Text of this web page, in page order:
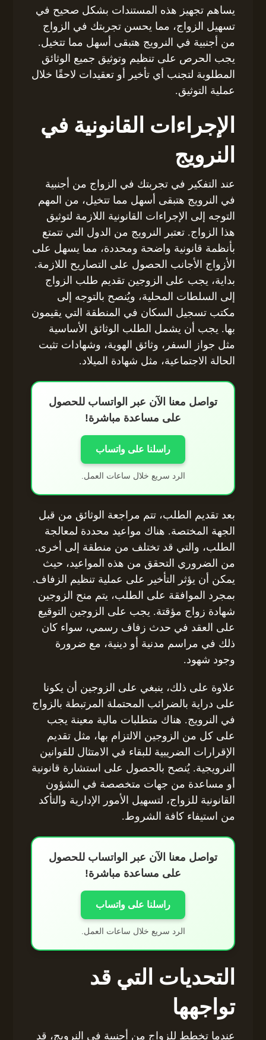
يساهم تجهيز هذه المستندات بشكل صحيح في
تسهيل الزواج، مما يحسن تجربتك في الزواج
من أجنبية في النرويج هتبقى أسهل مما تتخيل.
يجب الحرص على تنظيم وتوثيق جميع الوثائق
المطلوبة لتجنب أي تأخير أو تعقيدات لاحقًا خلال
عملية التوثيق.
الإجراءات القانونية في
النرويج
عند التفكير في تجربتك في الزواج من أجنبية
في النرويج هتبقى أسهل مما تتخيل، من المهم
التوجه إلى الإجراءات القانونية اللازمة لتوثيق
هذا الزواج. تعتبر النرويج من الدول التي تتمتع
بأنظمة قانونية واضحة ومحددة، مما يسهل على
الأزواج الأجانب الحصول على التصاريح اللازمة.
بداية، يجب على الزوجين تقديم طلب الزواج
إلى السلطات المحلية، ويُنصح بالتوجه إلى
مكتب تسجيل السكان في المنطقة التي يقيمون
بها. يجب أن يشمل الطلب الوثائق الأساسية
مثل جواز السفر، وثائق الهوية، وشهادات تثبت
الحالة الاجتماعية، مثل شهادة الميلاد.
تواصل معنا الآن عبر الواتساب للحصول
على مساعدة مباشرة!
راسلنا على واتساب
الرد سريع خلال ساعات العمل.
بعد تقديم الطلب، تتم مراجعة الوثائق من قبل
الجهة المختصة. هناك مواعيد محددة لمعالجة
الطلب، والتي قد تختلف من منطقة إلى أخرى.
من الضروري التحقق من هذه المواعيد، حيث
يمكن أن يؤثر التأخير على عملية تنظيم الزفاف.
بمجرد الموافقة على الطلب، يتم منح الزوجين
شهادة زواج مؤقتة. يجب على الزوجين التوقيع
على العقد في حدث زفاف رسمي، سواء كان
ذلك في مراسم مدنية أو دينية، مع ضرورة
وجود شهود.
علاوة على ذلك، ينبغي على الزوجين أن يكونا
على دراية بالضرائب المحتملة المرتبطة بالزواج
في النرويج. هناك متطلبات مالية معينة يجب
على كل من الزوجين الالتزام بها، مثل تقديم
الإقرارات الضريبية للبقاء في الامتثال للقوانين
النرويجية. يُنصح بالحصول على استشارة قانونية
أو مساعدة من جهات متخصصة في الشؤون
القانونية للزواج، لتسهيل الأمور الإدارية والتأكد
من استيفاء كافة الشروط.
تواصل معنا الآن عبر الواتساب للحصول
على مساعدة مباشرة!
راسلنا على واتساب
الرد سريع خلال ساعات العمل.
التحديات التي قد
تواجهها
عندما تخطط للزواج من أجنبية في النرويج، قد